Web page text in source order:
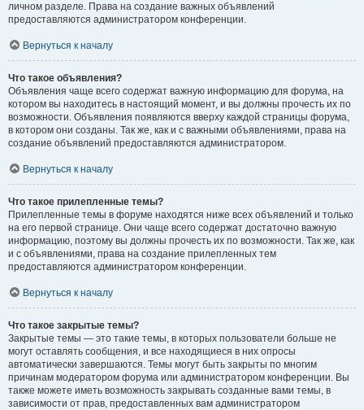
личном разделе. Права на создание важных объявлений
предоставляются администратором конференции.
Вернуться к началу
Что такое объявления?
Объявления чаще всего содержат важную информацию для форума, на
котором вы находитесь в настоящий момент, и вы должны прочесть их по
возможности. Объявления появляются вверху каждой страницы форума,
в котором они созданы. Так же, как и с важными объявлениями, права на
создание объявлений предоставляются администратором.
Вернуться к началу
Что такое прилепленные темы?
Прилепленные темы в форуме находятся ниже всех объявлений и только
на его первой странице. Они чаще всего содержат достаточно важную
информацию, поэтому вы должны прочесть их по возможности. Так же, как
и с объявлениями, права на создание прилепленных тем
предоставляются администратором конференции.
Вернуться к началу
Что такое закрытые темы?
Закрытые темы — это такие темы, в которых пользователи больше не
могут оставлять сообщения, и все находящиеся в них опросы
автоматически завершаются. Темы могут быть закрыты по многим
причинам модератором форума или администратором конференции. Вы
также можете иметь возможность закрывать созданные вами темы, в
зависимости от прав, предоставленных вам администратором